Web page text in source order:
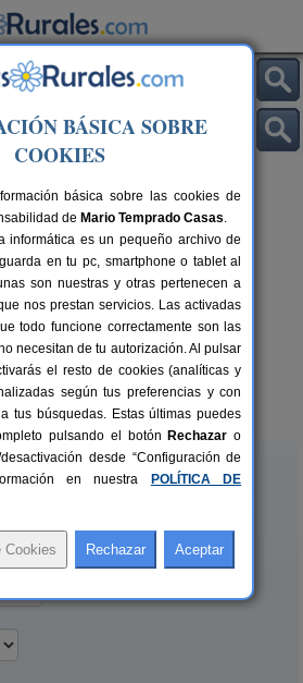
Uclés
10-20+6 pers.
desde40 €
El Pinar
(Cuenca)
BÁSICA SOBRE
COOKIES
básica sobre las cookies de
de Mario Temprado Casas.
informática es un pequeño archivo de
en tu pc, smartphone o tablet al
son nuestras y otras pertenecen a
nos prestan servicios. Las activadas
todo funcione correctamente son las
necesitan de tu autorización. Al pulsar
el resto de cookies (analíticas y
según tus preferencias y con
tus búsquedas. Estas últimas puedes
pulsando el botón Rechazar o
desde “Configuración de
en nuestra
POLÍTICA DE